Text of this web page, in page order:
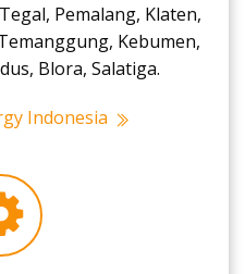
Pemalang, Klaten,
Kebumen,
Blora, Salatiga.
Indonesia